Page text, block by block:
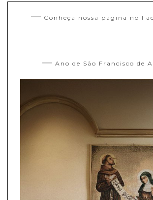
Conheça nossa página no
Ano de São Francisco de